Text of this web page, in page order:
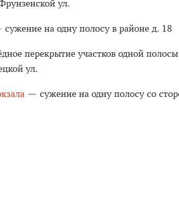
ул.
на одну полосу в районе д. 18
перекрытие участков одной
ул.
— сужение на одну полосу со